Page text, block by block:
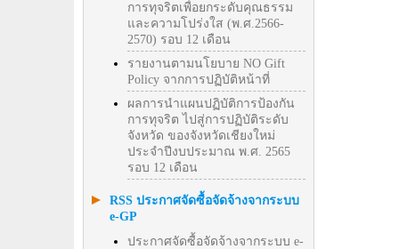
การทุจริตเพื่อยกระดับคุณธรรม
และความโปร่งใส (พ.ศ.2566-
2570) รอบ 12 เดือน
รายงานตามนโยบาย NO Gift
Policy จากการปฏิบัติหน้าที่
ผลการนำแผนปฏิบัติการป้องกัน
การทุจริต ไปสู่การปฏิบัติระดับ
จังหวัด ของจังหวัดเชียงใหม่
ประจำปีงบประมาณ พ.ศ. 2565
รอบ 12 เดือน
RSS ประกาศจัดซื้อจัดจ้างจากระบบ
e-GP
ประกาศจัดซื้อจัดจ้างจากระบบ e-